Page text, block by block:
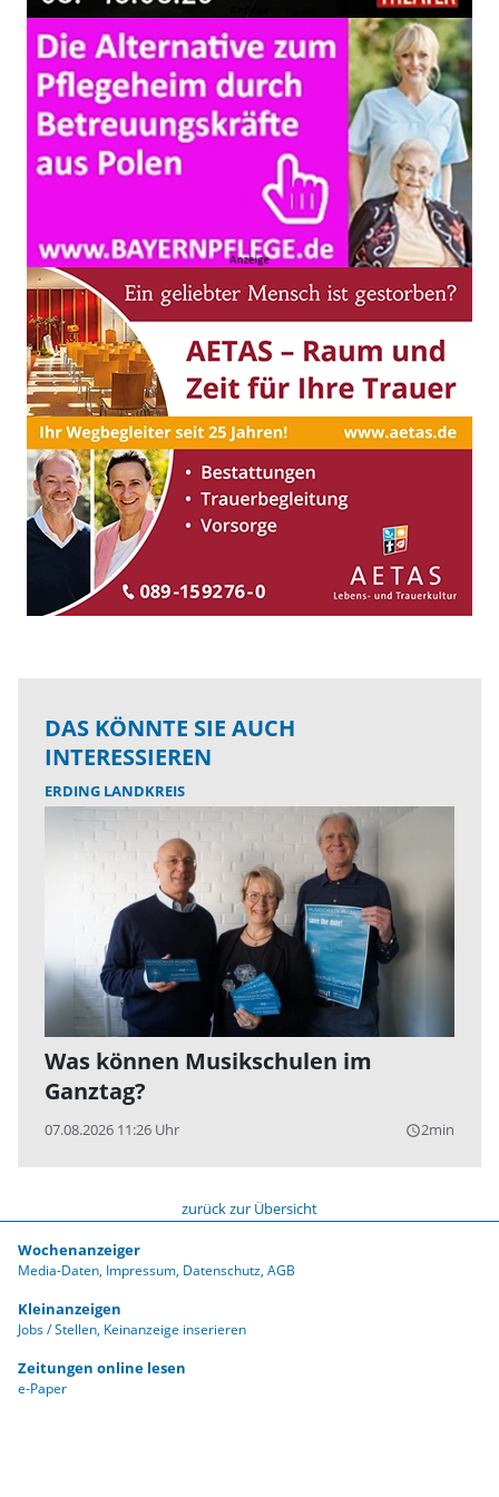
DAS KÖNNTE SIE AUCH
INTERESSIEREN
ERDING LANDKREIS
Was können Musikschulen im
Ganztag?
07.08.2026 11:26 Uhr query_builder2min
zurück zur Übersicht
Wochenanzeiger
Media-Daten Impressum Datenschutz AGB
Kleinanzeigen
Jobs / Stellen Keinanzeige inserieren
Zeitungen online lesen
e-Paper